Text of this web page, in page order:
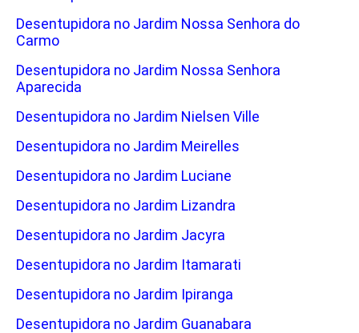
Desentupidora no Jardim Nossa Senhora do
Carmo
Desentupidora no Jardim Nossa Senhora
Aparecida
Desentupidora no Jardim Nielsen Ville
Desentupidora no Jardim Meirelles
Desentupidora no Jardim Luciane
Desentupidora no Jardim Lizandra
Desentupidora no Jardim Jacyra
Desentupidora no Jardim Itamarati
Desentupidora no Jardim Ipiranga
Desentupidora no Jardim Guanabara